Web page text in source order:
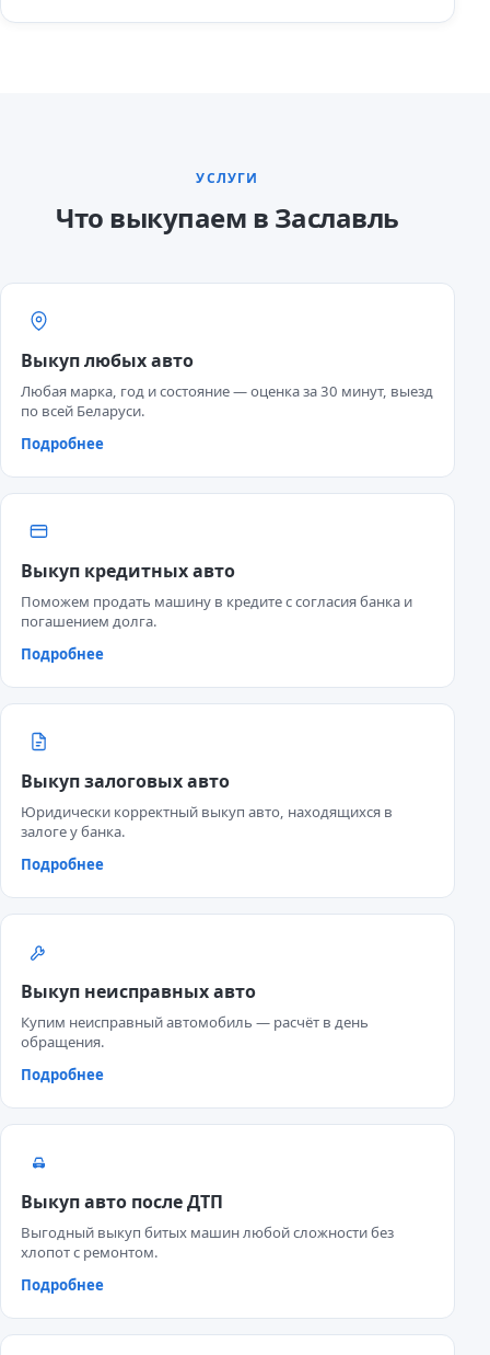
УСЛУГИ
Что выкупаем в Заславль
Выкуп любых авто
Любая марка, год и состояние — оценка за 30 минут, выезд
по всей Беларуси.
Подробнее
Выкуп кредитных авто
Поможем продать машину в кредите с согласия банка и
погашением долга.
Подробнее
Выкуп залоговых авто
Юридически корректный выкуп авто, находящихся в
залоге у банка.
Подробнее
Выкуп неисправных авто
Купим неисправный автомобиль — расчёт в день
обращения.
Подробнее
Выкуп авто после ДТП
Выгодный выкуп битых машин любой сложности без
хлопот с ремонтом.
Подробнее